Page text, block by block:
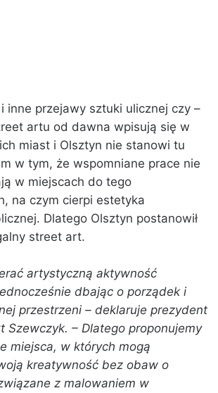
inne przejawy sztuki ulicznej czy –
artu od dawna wpisują się w
miast i Olsztyn nie stanowi tu
w tym, że wspomniane prace nie
w miejscach do tego
na czym cierpi estetyka
Dlatego Olsztyn postanowił
street art.
artystyczną aktywność
dbając o porządek i
przestrzeni – deklaruje prezydent
Szewczyk. – Dlatego proponujemy
miejsca, w których mogą
kreatywność bez obaw o
z malowaniem w